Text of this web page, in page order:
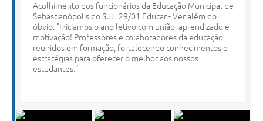
Acolhimento dos funcionários da Educação Municipal de
Sebastianópolis do Sul. 29/01 Educar - Ver além do
óbvio. "Iniciamos o ano letivo com união, aprendizado e
motivação! Professores e colaboradores da educação
reunidos em formação, fortalecendo conhecimentos e
estratégias para oferecer o melhor aos nossos
estudantes."